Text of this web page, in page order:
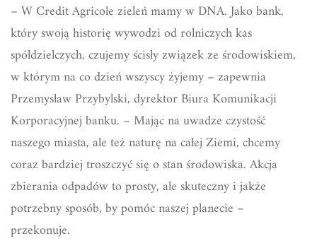
– W Credit Agricole zieleń mamy w DNA. Jako bank,
który swoją historię wywodzi od rolniczych kas
spółdzielczych, czujemy ścisły związek ze środowiskiem,
w którym na co dzień wszyscy żyjemy – zapewnia
Przemysław Przybylski, dyrektor Biura Komunikacji
Korporacyjnej banku. – Mając na uwadze czystość
naszego miasta, ale też naturę na całej Ziemi, chcemy
coraz bardziej troszczyć się o stan środowiska. Akcja
zbierania odpadów to prosty, ale skuteczny i jakże
potrzebny sposób, by pomóc naszej planecie –
przekonuje.